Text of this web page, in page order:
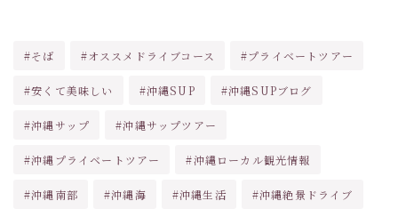
#そば #オススメドライブコース #プライベートツアー
#安くて美味しい #沖縄SUP #沖縄SUPブログ
#沖縄サップ #沖縄サップツアー
#沖縄プライベートツアー #沖縄ローカル観光情報
#沖縄南部 #沖縄海 #沖縄生活 #沖縄絶景ドライブ